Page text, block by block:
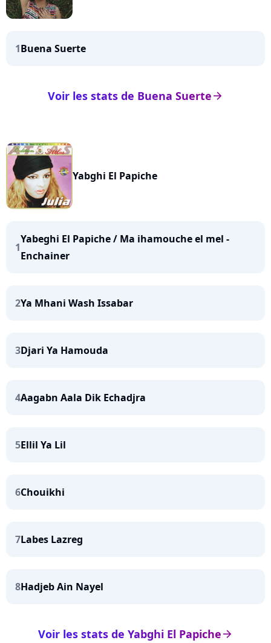
1Buena Suerte
arrow_right
Voir les stats de Buena Suerte
Yabghi El Papiche
1
Yabeghi El Papiche / Ma ihamouche el mel -
Enchainer
2Ya Mhani Wash Issabar
3Djari Ya Hamouda
4Aagabn Aala Dik Echadjra
5Ellil Ya Lil
6Chouikhi
7Labes Lazreg
8Hadjeb Ain Nayel
arrow_right
Voir les stats de Yabghi El Papiche